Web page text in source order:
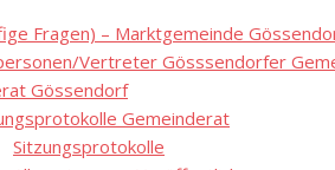
Fragen) – Marktgemeinde
Vertreter Gösssendorfer
Gössendorf
Gemeinderat
Sitzungsprotokolle